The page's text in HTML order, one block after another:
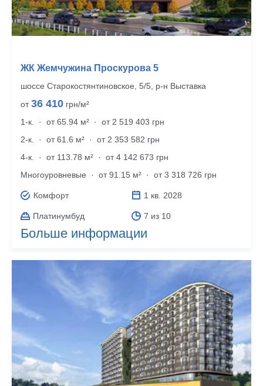
ЖК Жемчужина Проскурова 5
шоссе Старокостянтиновское, 5/5, р‑н Выставка
от36 410 грн/м²
1-к.
· от 65.94 м² ·
от 2 519 403 грн
2-к.
· от 61.6 м² ·
от 2 353 582 грн
4-к.
· от 113.78 м² ·
от 4 142 673 грн
Много­уровневые
· от 91.15 м² · от 3 318 726 грн
Комфорт 1 кв. 2028
Платинумбуд 7 из 10
Больше информации